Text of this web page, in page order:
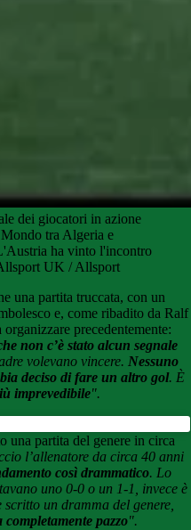
dei giocatori in azione
tra Algeria e
ha vinto l'incontro
UK / Allsport
una partita truccata, con un
e, come ribadito da Ralf
precedentemente:
non c’è stato alcun segnale
volevano vincere. Nessuno
deciso di fare un altro gol. È
imprevedibile".
una partita del genere in circa
l’allenatore da circa 40 anni
così drammatico. Lo
uno 0-0 o un 1-1, invece è
un dramma del genere,
pazzo".